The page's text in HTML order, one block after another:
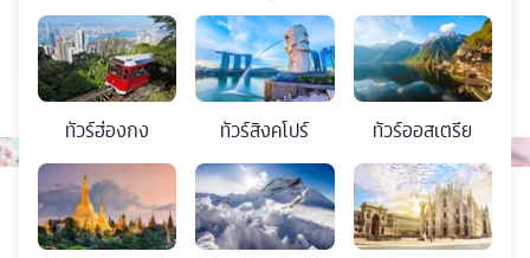
ทัวร์ฮ่องกง ทัวร์สิงคโปร์ ทัวร์ออสเตรีย